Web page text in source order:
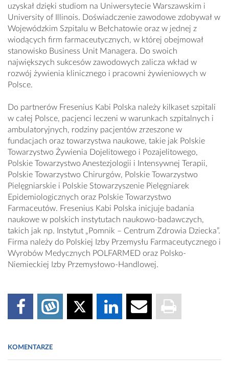
uzyskał dzięki studiom na Uniwersytecie Warszawskim i
University of Illinois. Doświadczenie zawodowe zdobywał w
Wojewódzkim Szpitalu w Bełchatowie oraz w jednej z
wiodących firm farmaceutycznych, w której obejmował
stanowisko Business Unit Managera. Do swoich
największych sukcesów zawodowych zalicza wkład w
rozwój żywienia klinicznego i pracowni żywieniowych w
Polsce.
Do partnerów Fresenius Kabi Polska należy kilkaset szpitali
w całej Polsce, pacjenci leczeni w warunkach szpitalnych i
ambulatoryjnych, rodziny pacjentów zrzeszone w
fundacjach oraz towarzystwa naukowe, takie jak Polskie
Towarzystwo Żywienia Dojelitowego i Pozajelitowego,
Polskie Towarzystwo Anestezjologii i Intensywnej Terapii,
Polskie Towarzystwo Chirurgów, Polskie Towarzystwo
Pielęgniarskie i Polskie Stowarzyszenie Pielęgniarek
Epidemiologicznych oraz Polskie Towarzystwo
Farmaceutów. Fresenius Kabi Polska inicjuje badania
naukowe w polskich instytutach naukowo-badawczych,
takich jak np. Instytut „Pomnik – Centrum Zdrowia Dziecka”.
Firma należy do Polskiej Izby Przemysłu Farmaceutycznego i
Wyrobów Medycznych POLFARMED oraz Polsko-
Niemieckiej Izby Przemysłowo-Handlowej.
KOMENTARZE